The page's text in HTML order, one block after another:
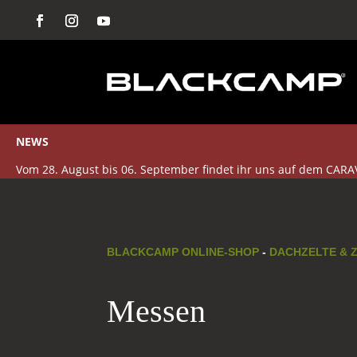
NEWS
Vom 28. August bis 06. September findet ihr uns auf dem
BLACKCAMP ONLINE-SHOP - DACHZELTE &
Messen